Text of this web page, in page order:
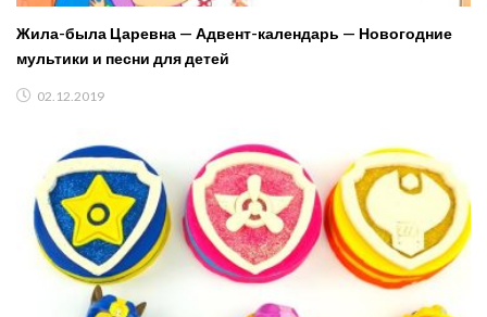
Жила-была Царевна — Адвент-календарь — Новогодние
мультики и песни для детей
02.12.2019